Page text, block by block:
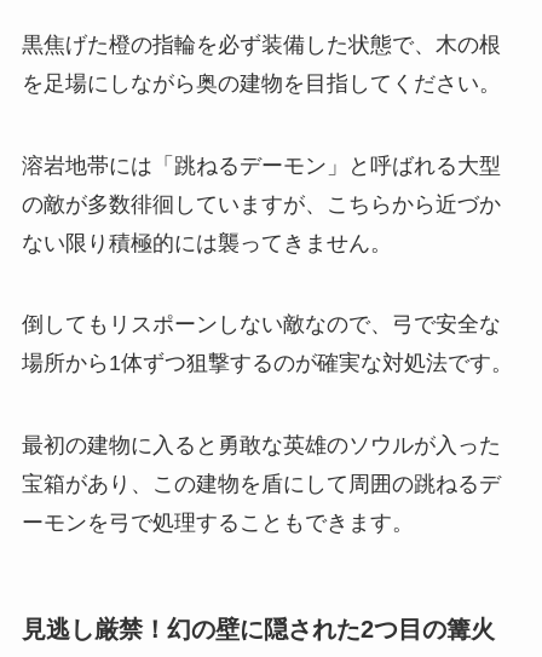
黒焦げた橙の指輪を必ず装備した状態で、木の根
を足場にしながら奥の建物を目指してください。
溶岩地帯には「跳ねるデーモン」と呼ばれる大型
の敵が多数徘徊していますが、こちらから近づか
ない限り積極的には襲ってきません。
倒してもリスポーンしない敵なので、弓で安全な
場所から1体ずつ狙撃するのが確実な対処法です。
最初の建物に入ると勇敢な英雄のソウルが入った
宝箱があり、この建物を盾にして周囲の跳ねるデ
ーモンを弓で処理することもできます。
見逃し厳禁！幻の壁に隠された2つ目の篝火